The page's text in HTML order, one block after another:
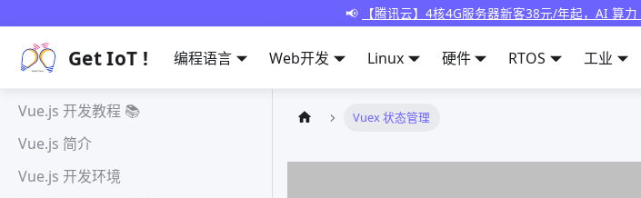
📢 【腾讯云】4核4G服务器新客38元/年起，AI 算
Get IoT ! 编程语言 Web开发 Linux 硬件 RTOS 工业
Vue.js 开发教程 📚
Vue.js 简介
Vue.js 开发环境
Vuex 状态管理